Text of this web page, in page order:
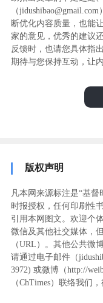
（
断优化内容质量，也能
家的意见，优秀的建议
反馈时，也请您具体指
期待与您保持互动，让
版权声明
凡本网来源标注是“基
时报授权，任何印刷性
引用本网图文。欢迎个
微信及其他社交媒体，
（URL）。其他公共微
请通过电子邮件（
3972) ‬或微博（http://
（ChTimes）联络我们